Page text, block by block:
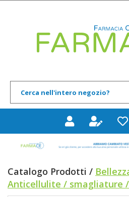
Prodotto
Catalogo Prodotti /
Anticellulite / smagliature